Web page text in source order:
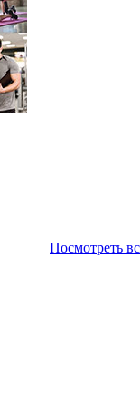
Посмотреть